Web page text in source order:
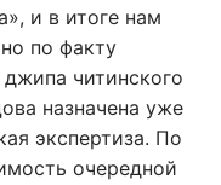
и в итоге нам
по факту
читинского
назначена уже
экспертиза. По
очередной